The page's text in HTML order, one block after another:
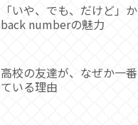
「いや、でも、だけど」
back numberの魅力
高校の友達が、なぜか一
ている理由